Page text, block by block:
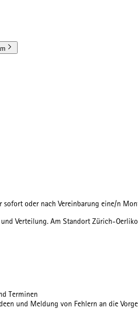
oder nach Vereinbarung eine/n
Verteilung. Am Standort Zürich-
Terminen
und Meldung von Fehlern an die